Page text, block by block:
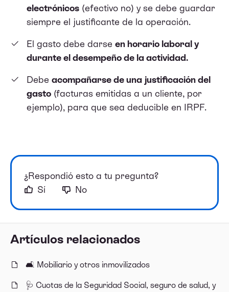
Artículos relacionados
🛋 Mobiliario y otros inmovilizados
🩺 Cuotas de la Seguridad Social, seguro de salud, y
electrónicos (efectivo no) y se debe guardar
siempre el justificante de la operación.
El gasto debe darse en horario laboral y
durante el desempeño de la actividad.
Debe acompañarse de una justificación del
gasto (facturas emitidas a un cliente, por
ejemplo), para que sea deducible en IRPF.
¿Respondió esto a tu pregunta?
Sí
No